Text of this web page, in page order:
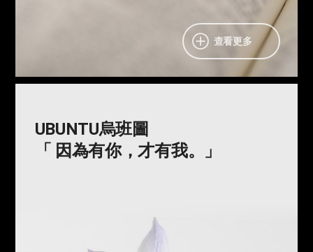
查看更多
UBUNTU烏班圖
「 因為有你，才有我。」UBUNTU烏班圖